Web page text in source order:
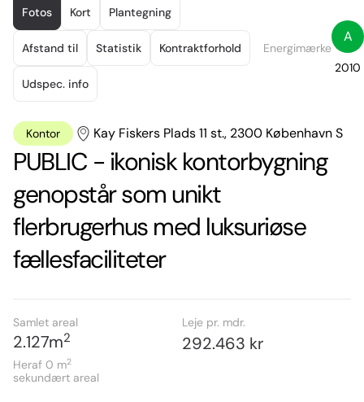
of
17
Fotos Kort Plantegning
Afstand til Statistik Kontraktforhold
Udspec. info
Energimærke
A
2010
Kontor Kay Fiskers Plads 11 st., 2300 København S
PUBLIC - ikonisk kontorbygning
genopstår som unikt
flerbrugerhus med luksuriøse
fællesfaciliteter
Samlet areal
2.127m2
Heraf 0 m2
sekundært areal
Leje pr. mdr.
292.463 kr